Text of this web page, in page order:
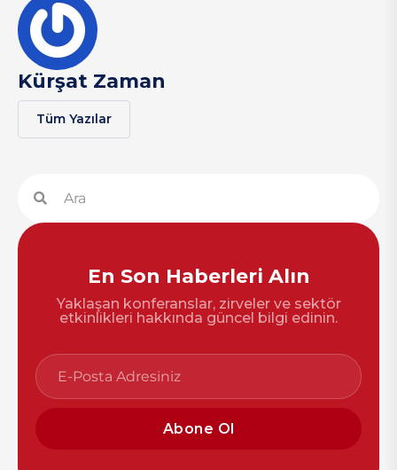
Kürşat Zaman
Tüm Yazılar
En Son Haberleri Alın
Yaklaşan konferanslar, zirveler ve sektör
etkinlikleri hakkında güncel bilgi edinin.
Abone Ol